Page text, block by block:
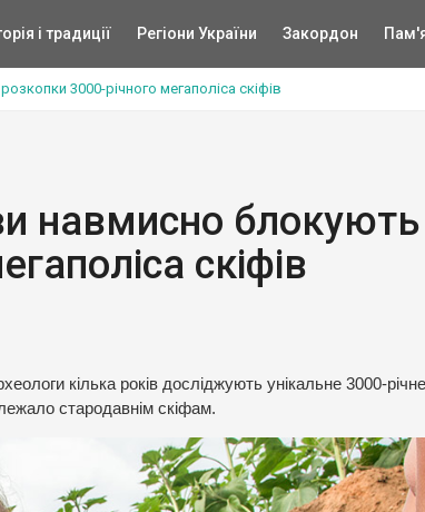
і традиції Регіони України Закордон
3000-річного мегаполіса скіфів
навмисно блокують
скіфів
кілька років досліджують унікальне 3000-річне
стародавнім скіфам.